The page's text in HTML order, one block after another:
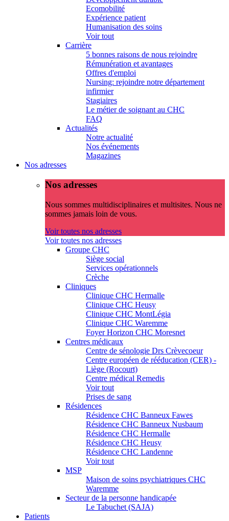
Ecomobilité
Expérience patient
Humanisation des soins
Voir tout
Carrière
5 bonnes raisons de nous rejoindre
Rémunération et avantages
Offres d'emploi
Nursing: rejoindre notre département
infirmier
Stagiaires
Le métier de soignant au CHC
FAQ
Actualités
Notre actualité
Nos événements
Magazines
Nos adresses
Nos adresses
Nous sommes multidisciplinaires et multisites. Nous ne
sommes jamais loin de vous.
Voir toutes nos adresses
Voir toutes nos adresses
Groupe CHC
Siège social
Services opérationnels
Crèche
Cliniques
Clinique CHC Hermalle
Clinique CHC Heusy
Clinique CHC MontLégia
Clinique CHC Waremme
Foyer Horizon CHC Moresnet
Centres médicaux
Centre de sénologie Drs Crèvecoeur
Centre européen de rééducation (CER) -
Liège (Rocourt)
Centre médical Remedis
Voir tout
Prises de sang
Résidences
Résidence CHC Banneux Fawes
Résidence CHC Banneux Nusbaum
Résidence CHC Hermalle
Résidence CHC Heusy
Résidence CHC Landenne
Voir tout
MSP
Maison de soins psychiatriques CHC
Waremme
Secteur de la personne handicapée
Le Tabuchet (SAJA)
Patients